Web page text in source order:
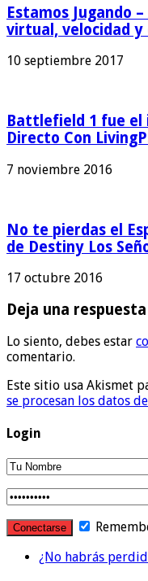
Estamos Jugando
virtual, velocidad y
10 septiembre 2017
Battlefield 1 fue el
Directo Con
7 noviembre 2016
No te pierdas el
de Destiny Los
17 octubre 2016
Deja una respuesta
Lo siento, debes estar
comentario.
Este sitio usa Akismet
se procesan los datos
Login
¿No habrás